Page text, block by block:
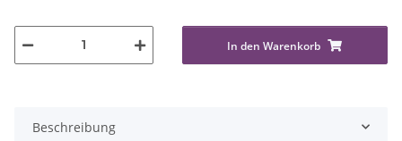
In den Warenkorb
Beschreibung